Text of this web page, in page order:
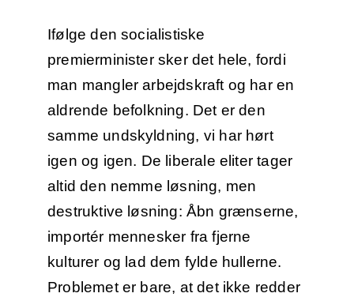
Ifølge den socialistiske
premierminister sker det hele, fordi
man mangler arbejdskraft og har en
aldrende befolkning. Det er den
samme undskyldning, vi har hørt
igen og igen. De liberale eliter tager
altid den nemme løsning, men
destruktive løsning: Åbn grænserne,
importér mennesker fra fjerne
kulturer og lad dem fylde hullerne.
Problemet er bare, at det ikke redder